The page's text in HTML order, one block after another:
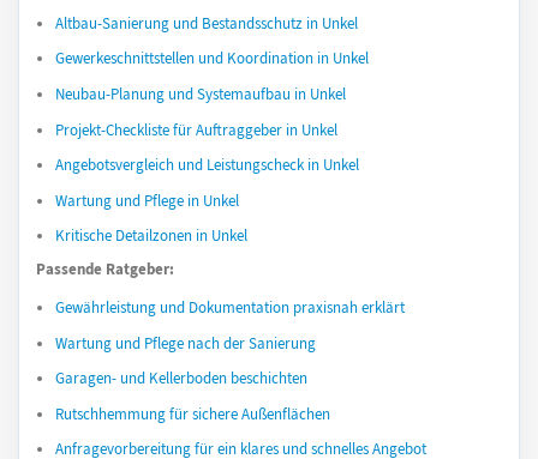
Altbau-Sanierung und Bestandsschutz in Unkel
Gewerkeschnittstellen und Koordination in Unkel
Neubau-Planung und Systemaufbau in Unkel
Projekt-Checkliste für Auftraggeber in Unkel
Angebotsvergleich und Leistungscheck in Unkel
Wartung und Pflege in Unkel
Kritische Detailzonen in Unkel
Passende Ratgeber:
Gewährleistung und Dokumentation praxisnah erklärt
Wartung und Pflege nach der Sanierung
Garagen- und Kellerboden beschichten
Rutschhemmung für sichere Außenflächen
Anfragevorbereitung für ein klares und schnelles Angebot